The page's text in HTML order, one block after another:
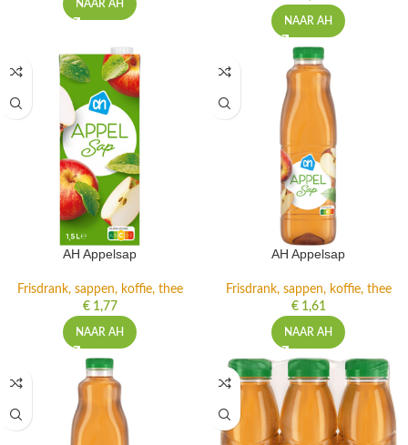
NAAR AH
NAAR AH
AH Appelsap
Frisdrank, sappen, koffie, thee
€1,77
NAAR AH
AH Appelsap
Frisdrank, sappen, koffie, thee
€1,61
NAAR AH